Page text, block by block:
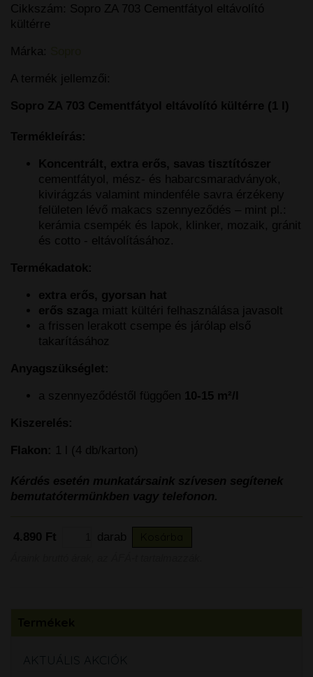
Cikkszám: Sopro ZA 703 Cementfátyol eltávolító
kültérre
Márka:
A termék jellemzői:
Sopro ZA 703 Cementfátyol eltávolító kültérre (1 l)
Termékleírás:
Koncentrált, extra erős, savas tisztítószer
cementfátyol, mész- és habarcsmaradványok,
kivirágzás valamint mindenféle savra érzékeny
felületen lévő makacs szennyeződés – mint pl.:
kerámia csempék és lapok, klinker, mozaik, gránit
és cotto - eltávolításához.
Termékadatok:
extra erős, gyorsan hat
erős szaga miatt kültéri felhasználása javasolt
a frissen lerakott csempe és járólap első
takarításához
Anyagszükséglet:
a szennyeződéstől függően 10-15 m²/l
Kiszerelés:
Flakon: 1 l (4 db/karton)
Kérdés esetén munkatársaink szívesen segítenek
bemutatótermünkben vagy telefonon.
4.890 Ft darab
AKTUÁLIS AKCIÓK